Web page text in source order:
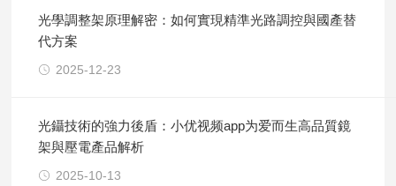
光學調整架原理解密：如何實現精準光路調控與國產替
代方案
2025-12-23
光鑷技術的強力後盾：小优视频app为爱而生高品質鏡
架與壓電產品解析
2025-10-13